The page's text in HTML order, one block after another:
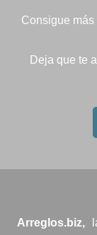
Consigue
Deja que te
Arreglos.biz,